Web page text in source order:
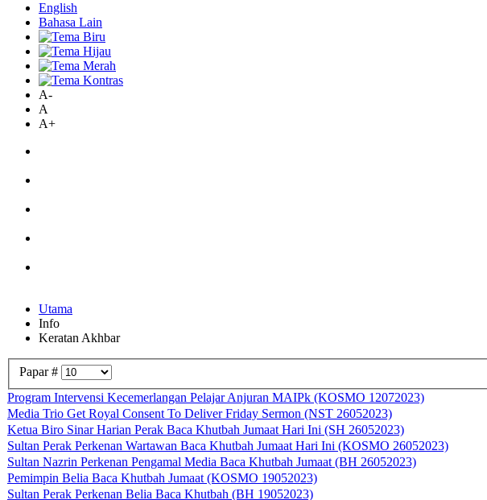
English
Bahasa Lain
A-
A
A+
Utama
Info
Keratan Akhbar
Papar #
Program Intervensi Kecemerlangan Pelajar Anjuran MAIPk (KOSMO 12072023)
Media Trio Get Royal Consent To Deliver Friday Sermon (NST 26052023)
Ketua Biro Sinar Harian Perak Baca Khutbah Jumaat Hari Ini (SH 26052023)
Sultan Perak Perkenan Wartawan Baca Khutbah Jumaat Hari Ini (KOSMO 26052023)
Sultan Nazrin Perkenan Pengamal Media Baca Khutbah Jumaat (BH 26052023)
Pemimpin Belia Baca Khutbah Jumaat (KOSMO 19052023)
Sultan Perak Perkenan Belia Baca Khutbah (BH 19052023)